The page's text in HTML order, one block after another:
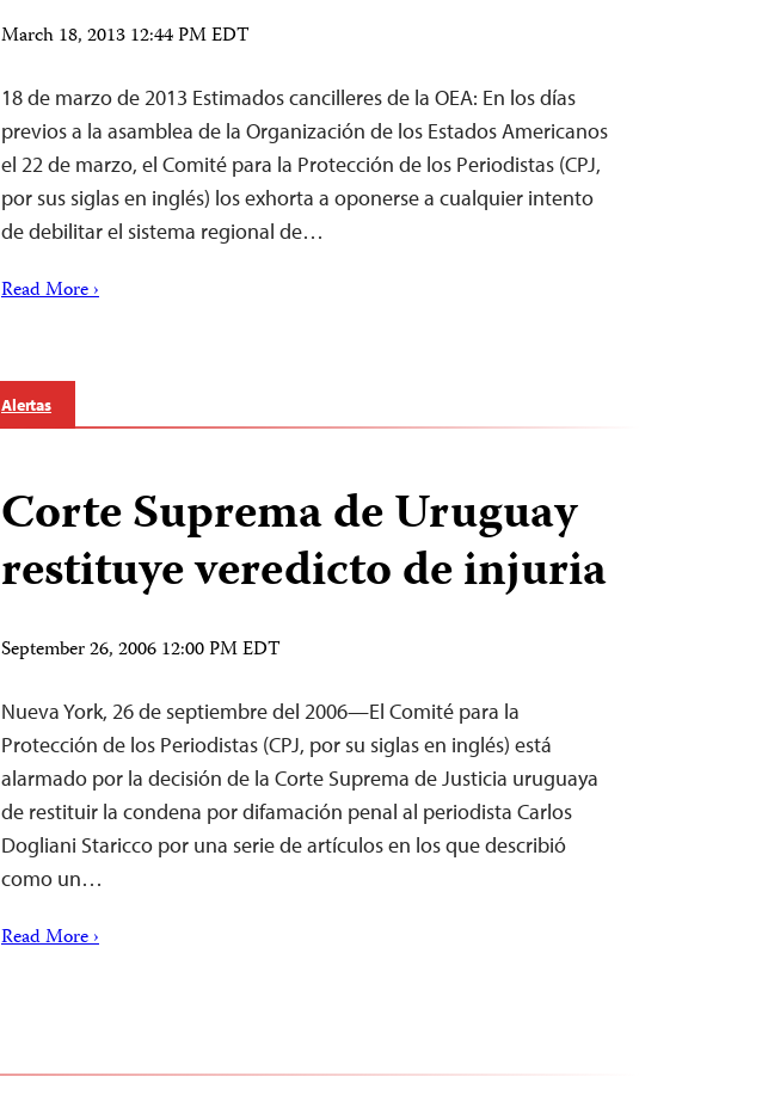
March 18, 2013 12:44 PM EDT
18 de marzo de 2013 Estimados cancilleres de la OEA: En los días
previos a la asamblea de la Organización de los Estados Americanos
el 22 de marzo, el Comité para la Protección de los Periodistas (CPJ,
por sus siglas en inglés) los exhorta a oponerse a cualquier intento
de debilitar el sistema regional de…
Read More ›
Alertas
Corte Suprema de Uruguay
restituye veredicto de injuria
September 26, 2006 12:00 PM EDT
Nueva York, 26 de septiembre del 2006—El Comité para la
Protección de los Periodistas (CPJ, por su siglas en inglés) está
alarmado por la decisión de la Corte Suprema de Justicia uruguaya
de restituir la condena por difamación penal al periodista Carlos
Dogliani Staricco por una serie de artículos en los que describió
como un…
Read More ›